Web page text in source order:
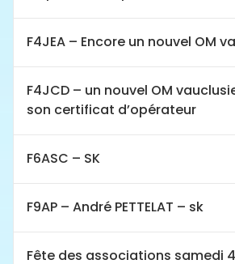
F4JEA – Encore un nouvel OM
F4JCD – un nouvel OM
son certificat d’opérateur
F6ASC – SK
F9AP – André PETTELAT – sk
Fête des associations samedi